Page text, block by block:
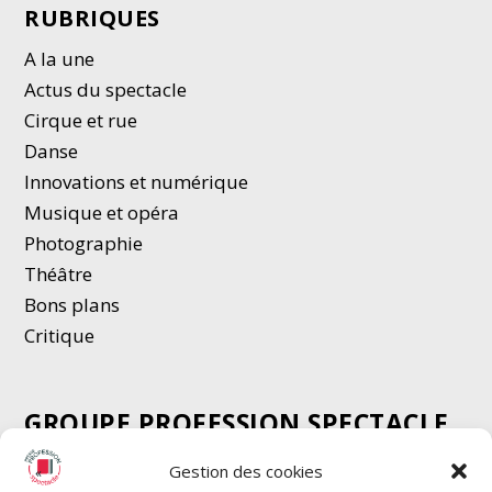
Gestion des cookies
RUBRIQUES
A la une
Actus du spectacle
Cirque et rue
Danse
Innovations et numérique
Musique et opéra
Photographie
Théâtre
Bons plans
Critique
GROUPE PROFESSION SPECTACLE
Chèque Intermittents